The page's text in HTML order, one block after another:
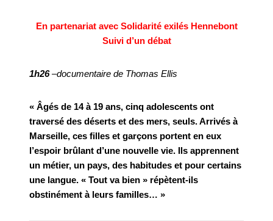
En partenariat avec Solidarité exilés Hennebont
Suivi d’un débat
1h26–documentaire de Thomas Ellis
« Âgés de 14 à 19 ans, cinq adolescents ont
traversé des déserts et des mers, seuls. Arrivés à
Marseille, ces filles et garçons portent en eux
l’espoir brûlant d’une nouvelle vie. Ils apprennent
un métier, un pays, des habitudes et pour certains
une langue. « Tout va bien » répètent-ils
obstinément à leurs familles… »